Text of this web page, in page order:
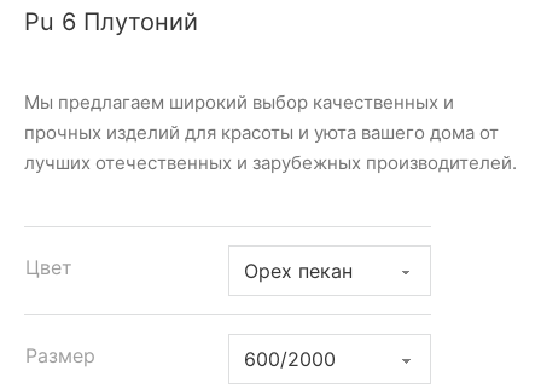
Pu 6 Плутоний
Мы предлагаем широкий выбор качественных и
прочных изделий для красоты и уюта вашего дома от
лучших отечественных и зарубежных производителей.
Цвет
Размер